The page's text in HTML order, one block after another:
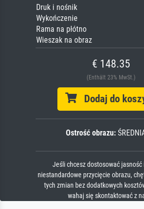
Druk i nośnik
Wykończenie
Rama na płótno
Wieszak na obraz
€ 148.35
(Enthält 23% MwSt.)
Dodaj do
Ostrość obrazu:
Jeśli chcesz dostosować jasność
niestandardowe przycięcie obrazu,
tych zmian bez dodatkowych
wahaj się skontaktować z